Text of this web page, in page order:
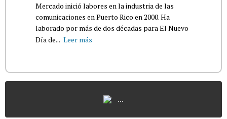
Mercado inició labores en la industria de las
comunicaciones en Puerto Rico en 2000. Ha
laborado por más de dos décadas para El Nuevo
Día de... Leer más
...